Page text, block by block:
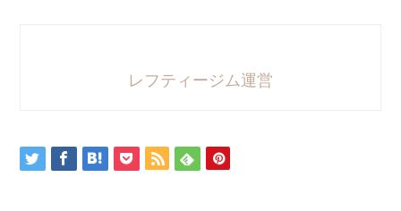
レフティージム運営